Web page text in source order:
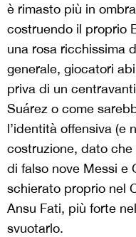
è rimasto più in
costruendo il proprio
una rosa ricchissima
generale, giocatori
priva di un
Suárez o come
l’identità offensiva (e
costruzione, dato
di falso nove Messi e
schierato proprio nel
Ansu Fati, più forte
svuotarlo.